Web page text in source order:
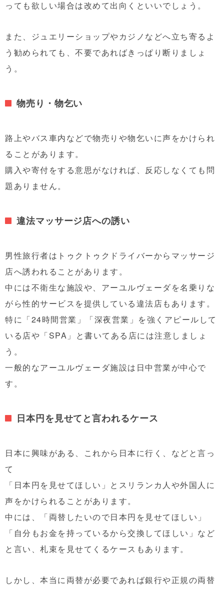
っても欲しい場合は改めて出向くといいでしょう。
また、ジュエリーショップやカジノなどへ立ち寄るよ
う勧められても、不要であればきっぱり断りましょ
う。
物売り・物乞い
路上やバス車内などで物売りや物乞いに声をかけられ
ることがあります。
購入や寄付をする意思がなければ、反応しなくても問
題ありません。
違法マッサージ店への誘い
男性旅行者はトゥクトゥクドライバーからマッサージ
店へ誘われることがあります。
中には不衛生な施設や、アーユルヴェーダを名乗りな
がら性的サービスを提供している違法店もあります。
特に「24時間営業」「深夜営業」を強くアピールして
いる店や「SPA」と書いてある店には注意しましょ
う。
一般的なアーユルヴェーダ施設は日中営業が中心で
す。
日本円を見せてと言われるケース
日本に興味がある、これから日本に行く、などと言っ
て
「日本円を見せてほしい」とスリランカ人や外国人に
声をかけられることがあります。
中には、「両替したいので日本円を見せてほしい」
「自分もお金を持っているから交換してほしい」など
と言い、札束を見せてくるケースもあります。
しかし、本当に両替が必要であれば銀行や正規の両替